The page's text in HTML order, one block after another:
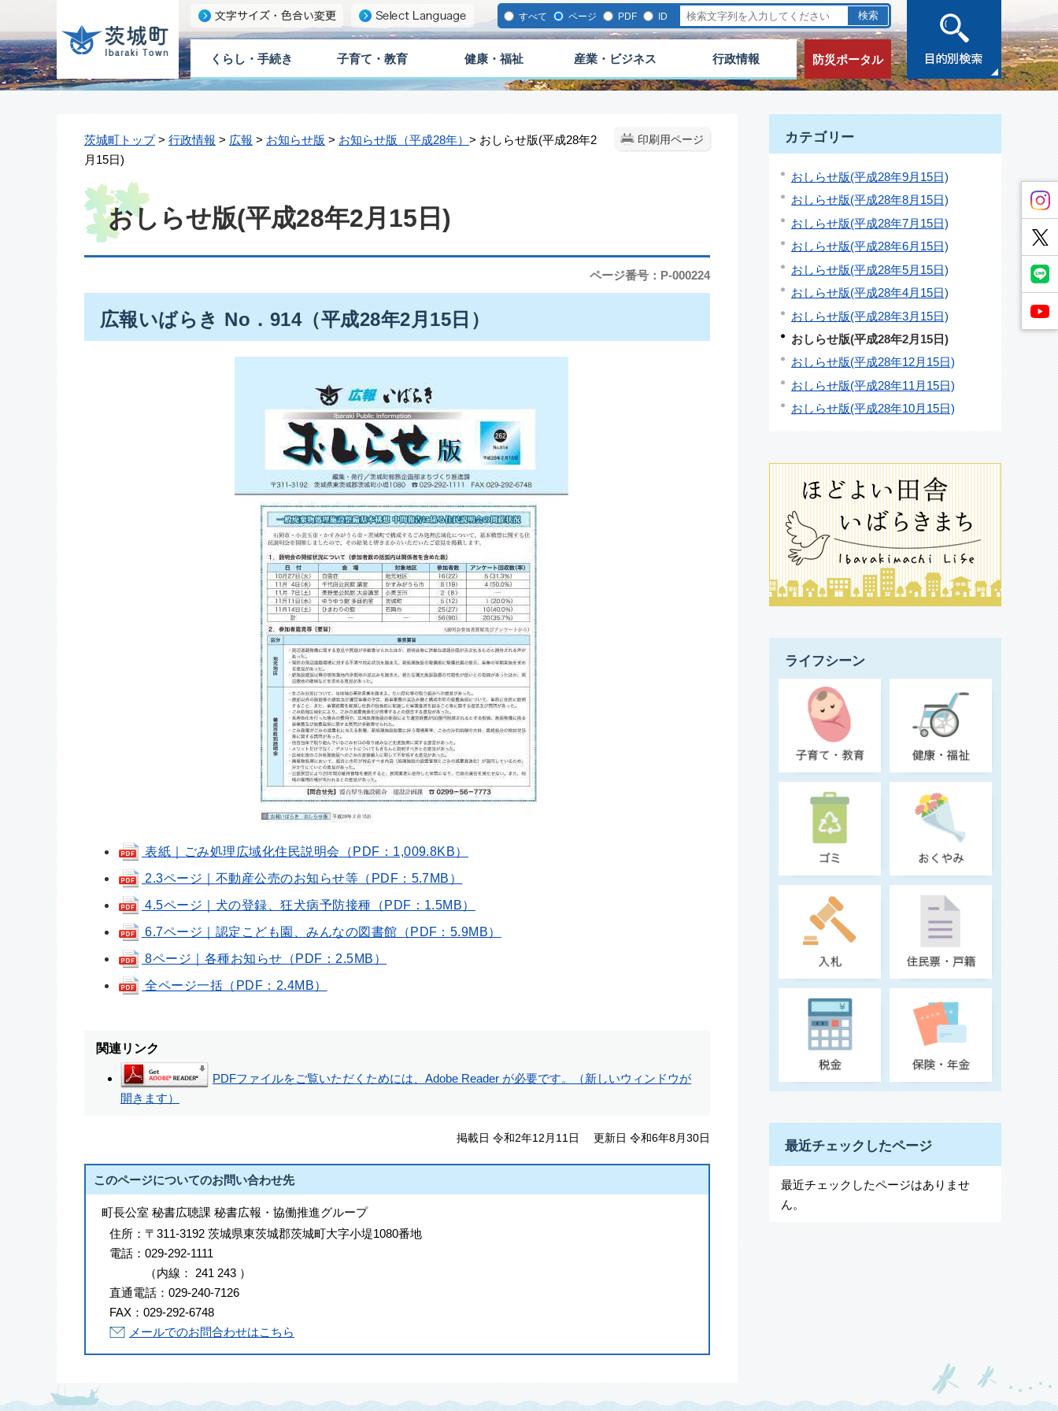
すべて ページ PDF ID
くらし・手続き 子育て・教育 健康・福祉 産業・ビジネス 行政情報 防災ポータル
印刷用ページ
茨城町トップ> 行政情報 > 広報 > お知らせ版 > お知らせ版（平成28年） > おしらせ版(平成28年2
月15日)
おしらせ版(平成28年2月15日)
ページ番号：P-000224
広報いばらき No．914（平成28年2月15日）
表紙｜ごみ処理広域化住民説明会（PDF：1,009.8KB）
2.3ページ｜不動産公売のお知らせ等（PDF：5.7MB）
4.5ページ｜犬の登録、狂犬病予防接種（PDF：1.5MB）
6.7ページ｜認定こども園、みんなの図書館（PDF：5.9MB）
8ページ｜各種お知らせ（PDF：2.5MB）
全ページ一括（PDF：2.4MB）
関連リンク
PDFファイルをご覧いただくためには、Adobe Reader が必要です。（新しいウィンドウが
開きます）
掲載日 令和2年12月11日 更新日 令和6年8月30日
このページについてのお問い合わせ先
町長公室 秘書広聴課 秘書広報・協働推進グループ
住所： 〒311-3192 茨城県東茨城郡茨城町大字小堤1080番地
電話： 029-292-1111
（内線 ： 241 243 ）
直通電話： 029-240-7126
FAX： 029-292-6748
メールでのお問合わせはこちら
カテゴリー
おしらせ版(平成28年9月15日)
おしらせ版(平成28年8月15日)
おしらせ版(平成28年7月15日)
おしらせ版(平成28年6月15日)
おしらせ版(平成28年5月15日)
おしらせ版(平成28年4月15日)
おしらせ版(平成28年3月15日)
おしらせ版(平成28年2月15日)
おしらせ版(平成28年12月15日)
おしらせ版(平成28年11月15日)
おしらせ版(平成28年10月15日)
ライフシーン
最近チェックしたページ
最近チェックしたページはありませ
ん。